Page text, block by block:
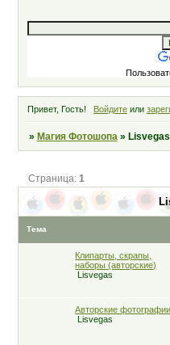
Привет, Гость! Войдитеили
» Магия Фотошопа » Lisvegas
Страница: 1
Тема
Клипарты, скрапы,
наборы (авторские)
Lisvegas
Авторские фотографии
Lisvegas